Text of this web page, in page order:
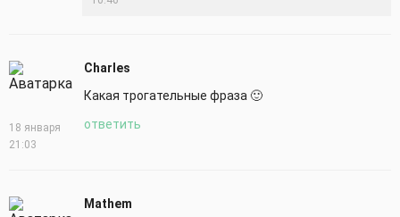
18 января
21:03
Charles
Какая трогательные фраза 🙂
ответить
Mathem